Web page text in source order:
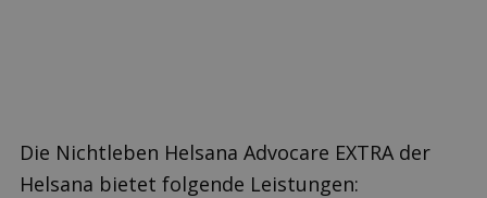
Die Nichtleben Helsana Advocare EXTRA der
Helsana bietet folgende Leistungen: